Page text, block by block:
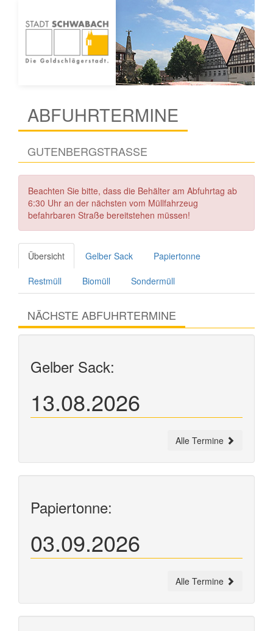
ABFUHRTERMINE
GUTENBERGSTRASSE
Beachten Sie bitte, dass die Behälter am Abfuhrtag ab
6:30 Uhr an der nächsten vom Müllfahrzeug
befahrbaren Straße bereitstehen müssen!
Übersicht Gelber Sack Papiertonne
Restmüll Biomüll Sondermüll
NÄCHSTE ABFUHRTERMINE
Gelber Sack:
13.08.2026
Alle Termine
Papiertonne:
03.09.2026
Alle Termine